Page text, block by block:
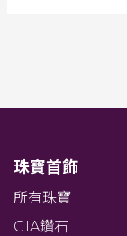
珠寶首飾
所有珠寶
GIA鑽石